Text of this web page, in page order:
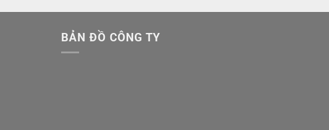
BẢN ĐỒ CÔNG TY